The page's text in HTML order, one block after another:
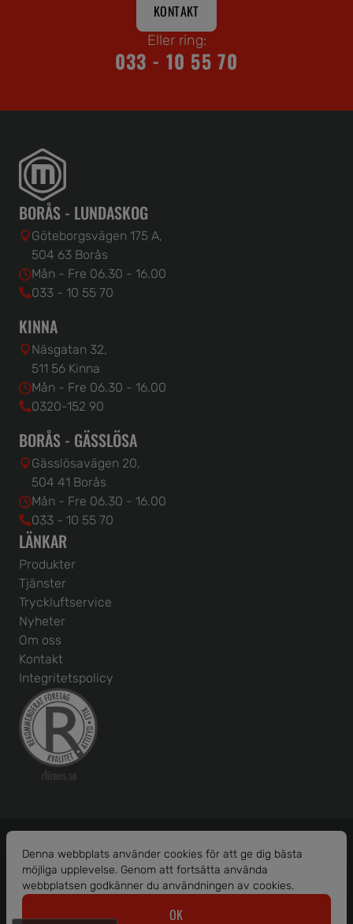
KONTAKT
Eller ring:
033 - 10 55 70
BORÅS - LUNDASKOG
Göteborgsvägen 175 A,
504 63 Borås
Mån - Fre 06.30 - 16.00
033 - 10 55 70
KINNA
Näsgatan 32,
511 56 Kinna
Mån - Fre 06.30 - 16.00
0320-152 90
BORÅS - GÄSSLÖSA
Gässlösavägen 20,
504 41 Borås
Mån - Fre 06.30 - 16.00
033 - 10 55 70
LÄNKAR
Produkter
Tjänster
Tryckluftservice
Nyheter
Om oss
Kontakt
Integritetspolicy
Org. nr: 556586-1456
Denna webbplats använder cookies för att ge dig bästa
möjliga upplevelse. Genom att fortsätta använda
webbplatsen godkänner du användningen av cookies.
OK